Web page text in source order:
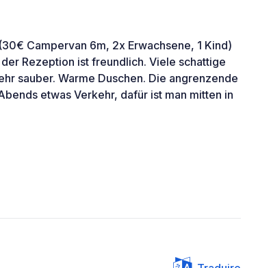
Campervan 6m, 2x Erwachsene, 1 Kind)
Rezeption ist freundlich. Viele schattige
sauber. Warme Duschen. Die angrenzende
etwas Verkehr, dafür ist man mitten in